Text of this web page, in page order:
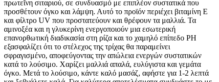
πρωτεΐνη σιταριού, σε συνδυασμό με επιπλέον συστατικά που
προσθέτουν όγκο και λάμψη. Αυτό το προϊόν περιέχει βιταμίνη Ε
και φίλτρο UV που προστατεύουν και θρέφουν τα μαλλιά. Τα
αμινοξέα και η γλυκερίνη ενεργοποιούν μια εσωτερική
επανορθωτική διαδικασία στη ρίζα και το χαμηλό επίπεδο PH
εξασφαλίζει ότι το στέλεχος της τρίχας θα παραμείνει
σφραγισμένο, αποφεύγοντας την απώλεια ενεργών συστατικών
κατά το λούσιμο. Χαρίζει μαλλιά απαλά, ευλύγιστα και γεμάτα
όγκο. Μετά το λούσιμο, κάντε καλό μασάζ, αφήστε για 1-2 λεπτά